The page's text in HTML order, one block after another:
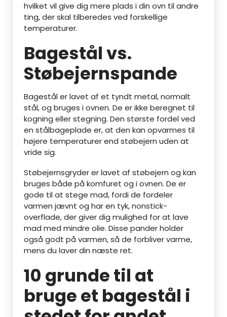
hvilket vil give dig mere plads i din ovn til andre
ting, der skal tilberedes ved forskellige
temperaturer.
Bagestål vs.
Støbejernspande
Bagestål er lavet af et tyndt metal, normalt
stål, og bruges i ovnen. De er ikke beregnet til
kogning eller stegning. Den største fordel ved
en stålbageplade er, at den kan opvarmes til
højere temperaturer end støbejern uden at
vride sig.
Støbejernsgryder er lavet af støbejern og kan
bruges både på komfuret og i ovnen. De er
gode til at stege mad, fordi de fordeler
varmen jævnt og har en tyk, nonstick-
overflade, der giver dig mulighed for at lave
mad med mindre olie. Disse pander holder
også godt på varmen, så de forbliver varme,
mens du laver din næste ret.
10 grunde til at
bruge et bagestål i